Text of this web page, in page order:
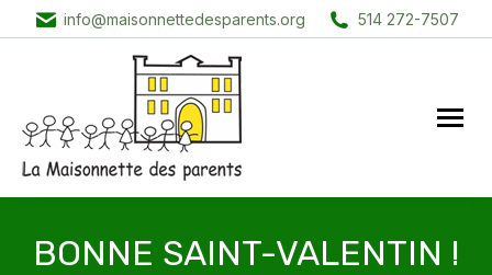
info@maisonnettedesparents.org 514 272-7507
BONNE SAINT-VALENTIN !